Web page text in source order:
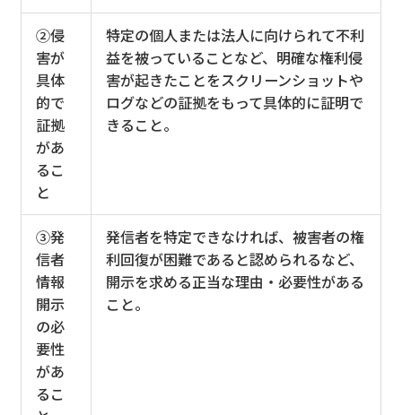
②侵
害が
具体
的で
証拠
があ
るこ
と
特定の個人または法人に向けられて不利
益を被っていることなど、明確な権利侵
害が起きたことをスクリーンショットや
ログなどの証拠をもって具体的に証明で
きること。
③発
信者
情報
開示
の必
要性
があ
るこ
発信者を特定できなければ、被害者の権
利回復が困難であると認められるなど、
開示を求める正当な理由・必要性がある
こと。